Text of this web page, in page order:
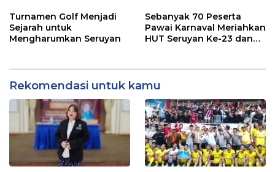
Turnamen Golf Menjadi
Sejarah untuk
Mengharumkan Seruyan
Sebanyak 70 Peserta
Pawai Karnaval Meriahkan
HUT Seruyan Ke-23 dan
Rekomendasi untuk kamu